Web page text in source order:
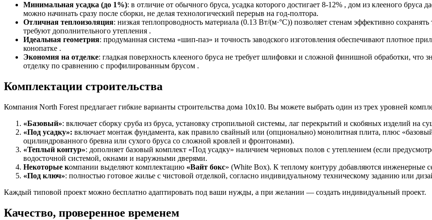
Минимальная усадка (до 1%): в отличие от обычного бруса, усадка которого достигает 8-12% , дом из клееного бруса
можно начинать сразу после сборки, не делая технологический перерыв на год-полтора.
Отличная теплоизоляция: низкая теплопроводность материала (0.13 Вт/(м·°C)) позволяет стенам эффективно
требуют дополнительного утепления .
Идеальная геометрия: продуманная система «шип-паз» и точность заводского изготовления обеспечивают плотное
конопатке .
Экономия на отделке: гладкая поверхность клееного бруса не требует шлифовки и сложной финишной обработки,
отделку по сравнению с профилированным брусом .
Комплектации строительства
Компания North Forest предлагает гибкие варианты строительства дома 10х10. Вы можете выбрать один из трех уровней
«Базовый»: включает сборку сруба из бруса, установку стропильной системы, лаг перекрытий и скобяных изделий на
«Под усадку»: включает монтаж фундамента, как правило свайный или (опционально) монолитная плита, плюс
оцилиндрованного бревна или сухого бруса со сложной кровлей и фронтонами).
«Теплый контур»: дополняет базовый комплект «Под усадку» наличием черновых полов с утеплением (если
водосточной системой, окнами и наружными дверями.
Некоторые компании выделяют комплектацию «Вайт бокс» (White Box). К теплому контуру добавляются инженерные
«Под ключ»: полностью готовое жилье с чистовой отделкой, согласно индивидуальному техническому заданию или
Каждый типовой проект можно бесплатно адаптировать под ваши нужды, а при желании — создать индивидуальный проект.
Качество, проверенное временем